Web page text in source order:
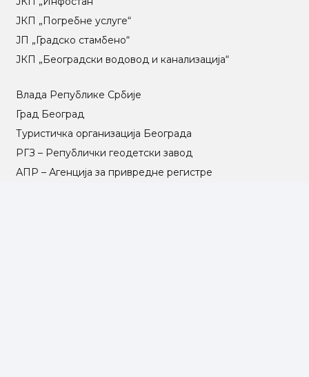
ЈКП „Погребне услуге“
ЈП „Градско стамбено“
ЈКП „Београдски водовод и канализација“
Влада Републике Србије
Град Београд
Туристичка организација Београда
РГЗ – Републички геодетски завод
АПР – Агенција за привредне регистре